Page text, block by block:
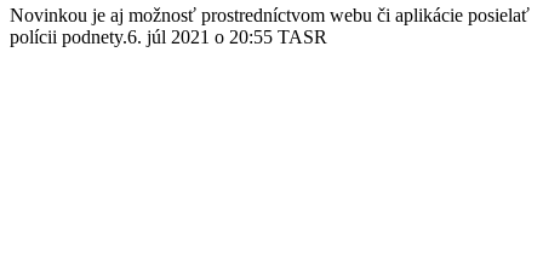
Novinkou je aj možnosť prostredníctvom webu či aplikácie posielať
polícii podnety.6. júl 2021 o 20:55 TASR